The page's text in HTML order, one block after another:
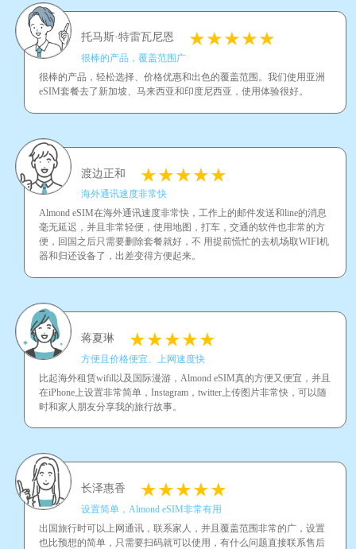
托马斯·特雷瓦尼恩
很棒的产品，覆盖范围广
很棒的产品，轻松选择、价格优惠和出色的覆盖范围。我们使用亚洲
eSIM套餐去了新加坡、马来西亚和印度尼西亚，使用体验很好。
渡边正和
海外通讯速度非常快
Almond eSIM在海外通讯速度非常快，工作上的邮件发送和line的消息
毫无延迟，并且非常轻便，使用地图，打车，交通的软件也非常的方
便，回国之后只需要删除套餐就好，不 用提前慌忙的去机场取WIFI机
器和归还设备了，出差变得方便起来。
蒋夏琳
方便且价格便宜、上网速度快
比起海外租赁wifil以及国际漫游，Almond eSIM真的方便又便宜，并且
在iPhone上设置非常简单，Instagram，twitter上传图片非常快，可以随
时和家人朋友分享我的旅行故事。
长泽惠香
设置简单，Almond eSIM非常有用
出国旅行时可以上网通讯，联系家人，并且覆盖范围非常的广，设置
也比预想的简单，只需要扫码就可以使用，有什么问题直接联系售后